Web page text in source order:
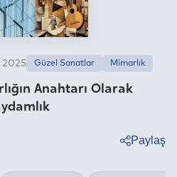
Anahtarı Olarak
2025 Güzel Sanatlar Mimarlık
Paylaş
Twitter